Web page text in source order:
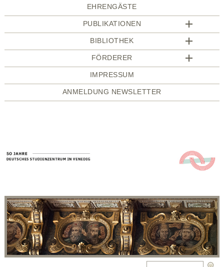
EHRENGÄSTE
PUBLIKATIONEN
BIBLIOTHEK
FÖRDERER
IMPRESSUM
ANMELDUNG NEWSLETTER